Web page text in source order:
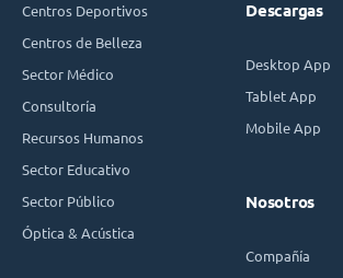
Centros Deportivos
Centros de Belleza
Sector Médico
Consultoría
Recursos Humanos
Sector Educativo
Sector Público
Óptica & Acústica
Descargas
Desktop App
Tablet App
Mobile App
Nosotros
Compañía